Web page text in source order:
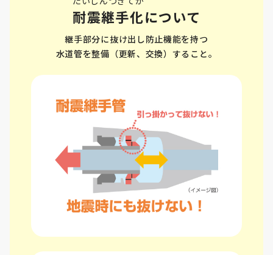
耐震継手化について
継手部分に抜け出し防止機能を持つ
水道管を整備（更新、交換）すること。